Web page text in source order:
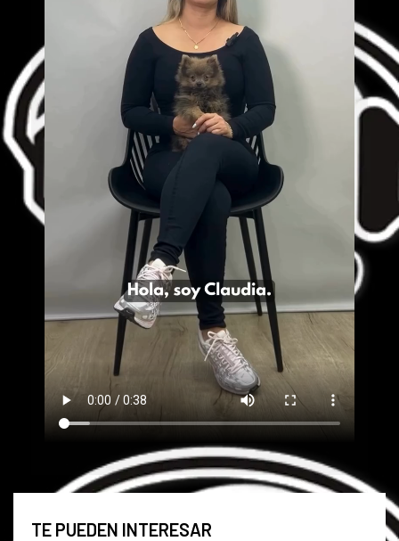
TE PUEDEN INTERESAR